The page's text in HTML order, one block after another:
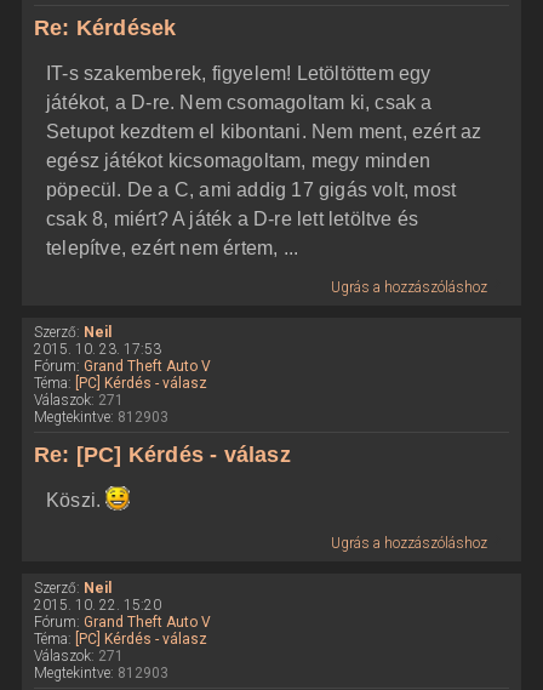
Re: Kérdések
IT-s szakemberek, figyelem! Letöltöttem egy
játékot, a D-re. Nem csomagoltam ki, csak a
Setupot kezdtem el kibontani. Nem ment, ezért az
egész játékot kicsomagoltam, megy minden
pöpecül. De a C, ami addig 17 gigás volt, most
csak 8, miért? A játék a D-re lett letöltve és
telepítve, ezért nem értem, ...
Ugrás a hozzászóláshoz
Szerző: Neil
2015. 10. 23. 17:53
Fórum: Grand Theft Auto V
Téma:
[PC] Kérdés - válasz
Válaszok: 271
Megtekintve: 812903
Re: [PC] Kérdés - válasz
Köszi.
Ugrás a hozzászóláshoz
Szerző: Neil
2015. 10. 22. 15:20
Fórum: Grand Theft Auto V
Téma:
[PC] Kérdés - válasz
Válaszok: 271
Megtekintve: 812903